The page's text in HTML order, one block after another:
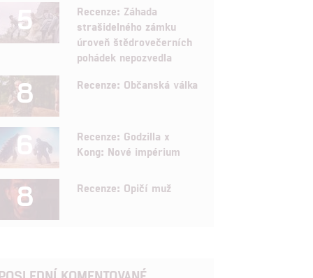
5
Recenze: Záhada
strašidelného zámku
úroveň štědrovečerních
pohádek nepozvedla
8 Recenze: Občanská válka
6
Recenze: Godzilla x
Kong: Nové impérium
8 Recenze: Opičí muž